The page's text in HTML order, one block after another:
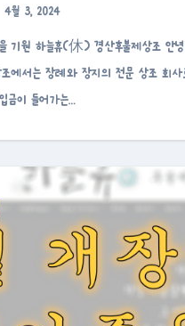
4월 3, 2024
조에서는 장례와 장지의 전문 상조 회
금이 들어가는…